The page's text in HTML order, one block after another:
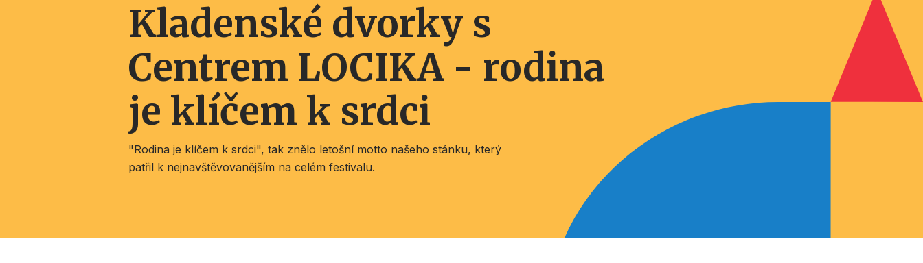
Kladenské dvorky s
Centrem LOCIKA - rodina
je klíčem k srdci
"Rodina je klíčem k srdci", tak znělo letošní motto našeho stánku, který
patřil k nejnavštěvovanějším na celém festivalu.